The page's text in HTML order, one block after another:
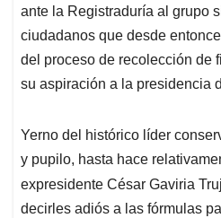
p
p
o
k
I
n
s
ante la Registraduría al grupo
ciudadanos que desde
del proceso de recolección de
su aspiración a la presidencia
Yerno del histórico líder
y pupilo, hasta hace
expresidente César Gaviria
decirles adiós a las fórmulas